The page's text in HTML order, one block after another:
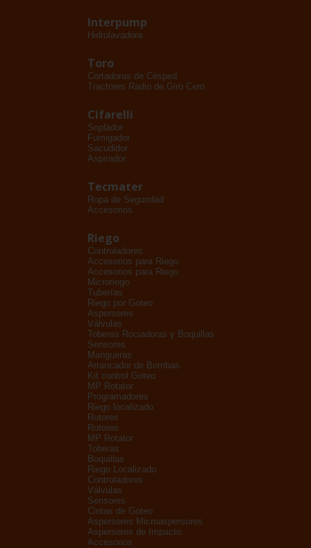
Interpump
Hidrolavadora
Toro
Cortadoras de Césped
Tractores Radio de Giro Cero
Cifarelli
Soplador
Fumigador
Sacudidor
Aspirador
Tecmater
Ropa de Seguridad
Accesorios
Riego
Controladores
Accesorios para Riego
Accesorios para Riego
Microriego
Tuberías
Riego por Goteo
Aspersores
Válvulas
Toberas Rociadoras y Boquillas
Sensores
Mangueras
Arrancador de Bombas
Kit control Goteo
MP Rotator
Programadores
Riego localizado
Rotores
Rotores
MP Rotator
Toberas
Boquillas
Riego Localizado
Controladores
Válvulas
Sensores
Cintas de Goteo
Aspersores Microaspersores
Aspersores de Impacto
Accesorios